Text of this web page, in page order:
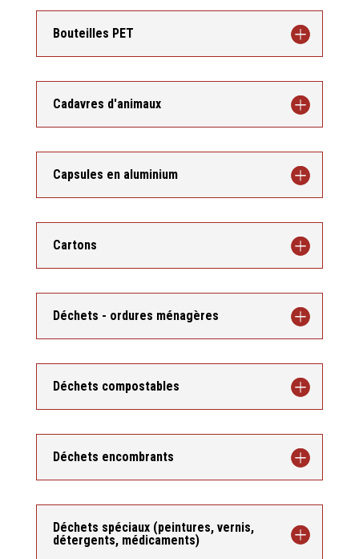
Bouteilles PET
Cadavres d'animaux
Capsules en aluminium
Cartons
Déchets - ordures ménagères
Déchets compostables
Déchets encombrants
Déchets spéciaux (peintures, vernis,
détergents, médicaments)